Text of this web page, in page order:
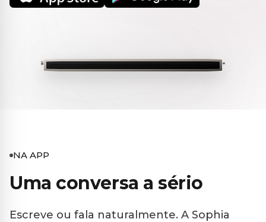
NA APP
Uma conversa a sério
Escreve ou fala naturalmente. A Sophia